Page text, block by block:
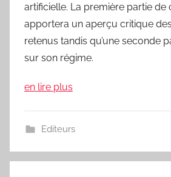
artificielle. La première partie de
apportera un aperçu critique
retenus tandis qu’une seconde
sur son régime.
en lire plus
Editeurs